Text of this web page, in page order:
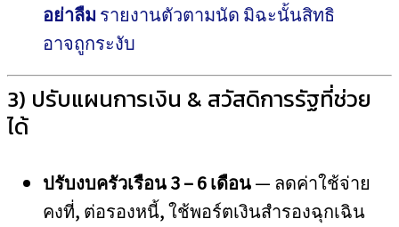
อย่าลืม รายงานตัวตามนัด มิฉะนั้นสิทธิ
อาจถูกระงับ
3) ปรับแผนการเงิน & สวัสดิการรัฐที่ช่วย
ได้
ปรับงบครัวเรือน 3 – 6 เดือน— ลดค่าใช้จ่าย
คงที่, ต่อรองหนี้, ใช้พอร์ตเงินสำรองฉุกเฉิน